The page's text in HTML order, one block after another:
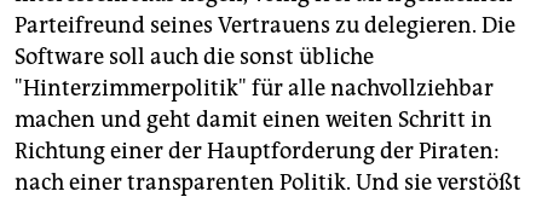
Parteifreund seines Vertrauens zu delegieren. Die
Software soll auch die sonst übliche
"Hinterzimmerpolitik" für alle nachvollziehbar
machen und geht damit einen weiten Schritt in
Richtung einer der Hauptforderung der Piraten:
nach einer transparenten Politik. Und sie verstößt